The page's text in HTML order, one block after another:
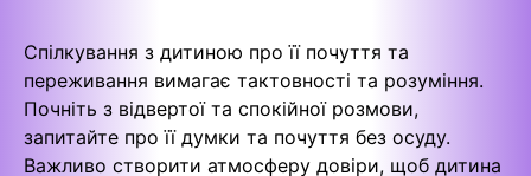
Спілкування з дитиною про її почуття та
переживання вимагає тактовності та розуміння.
Почніть з відвертої та спокійної розмови,
запитайте про її думки та почуття без осуду.
Важливо створити атмосферу довіри, щоб дитина